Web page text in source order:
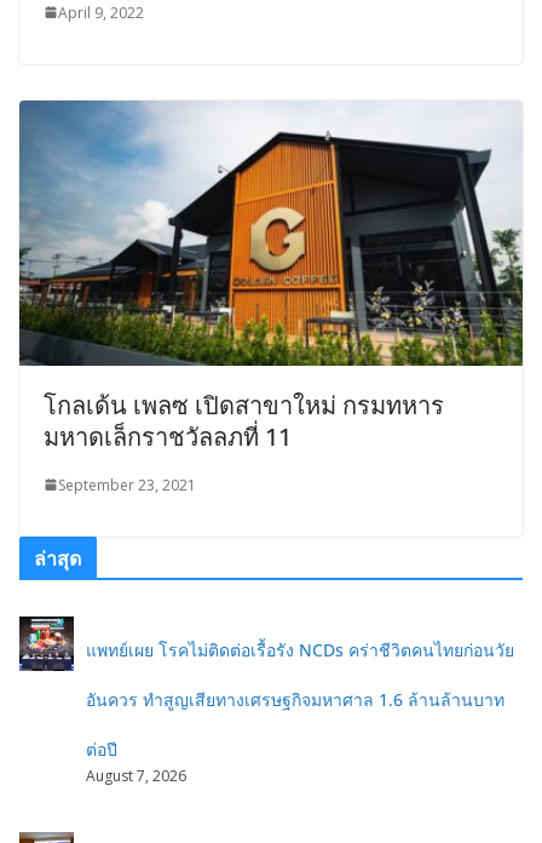
April 9, 2022
โกลเด้น เพลซ เปิดสาขาใหม่ กรมทหาร
มหาดเล็กราชวัลลภที่ 11
September 23, 2021
ล่าสุด
แพทย์เผย โรคไม่ติดต่อเรื้อรัง NCDs คร่าชีวิตคนไทยก่อนวัย
อันควร ทำสูญเสียทางเศรษฐกิจมหาศาล 1.6 ล้านล้านบาท
ต่อปี
August 7, 2026